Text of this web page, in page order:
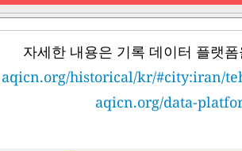
자세한 내용은 기록 데이터 플랫
aqicn.org/historical/kr/#city:iran/
aqicn.org/data-